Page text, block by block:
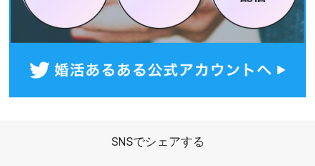
SNSでシェアする